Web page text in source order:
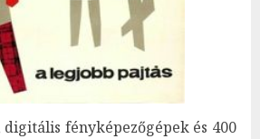
fényképezőgépek és 400